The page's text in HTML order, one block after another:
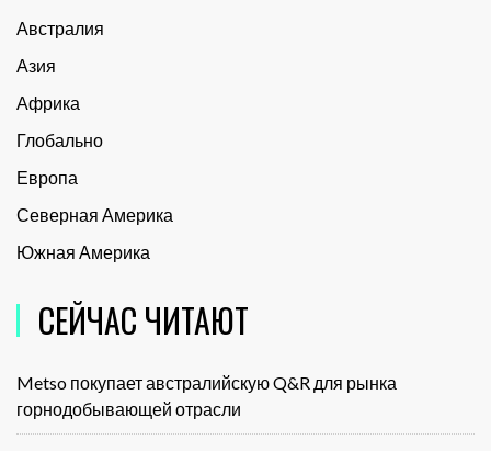
Австралия
Азия
Африка
Глобально
Европа
Северная Америка
Южная Америка
СЕЙЧАС ЧИТАЮТ
Metso покупает австралийскую Q&R для рынка
горнодобывающей отрасли